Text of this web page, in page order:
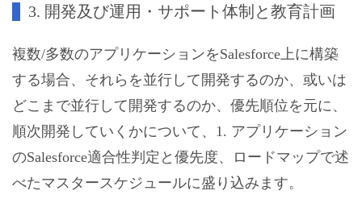
3. 開発及び運用・サポート体制と教育計画
複数/多数のアプリケーションをSalesforce上に構築
する場合、それらを並行して開発するのか、或いは
どこまで並行して開発するのか、優先順位を元に、
順次開発していくかについて、1. アプリケーション
のSalesforce適合性判定と優先度、ロードマップで述
べたマスタースケジュールに盛り込みます。